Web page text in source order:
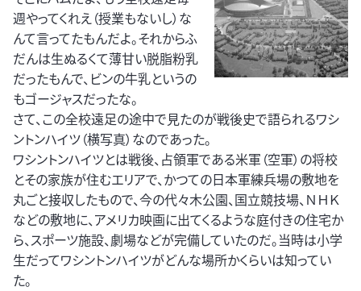
週やってくれえ（授業もないし）な
んて言ってたもんだよ。それからふ
だんは生ぬるくて薄甘い脱脂粉乳
だったもんで、ビンの牛乳というの
もゴージャスだったな。
さて、この全校遠足の途中で見たのが戦後史で語られるワシ
ントンハイツ（横写真）なのであった。
ワシントンハイツとは戦後、占領軍である米軍（空軍）の将校
とその家族が住むエリアで、かつての日本軍練兵場の敷地を
丸ごと接収したもので、今の代々木公園、国立競技場、ＮＨＫ
などの敷地に、アメリカ映画に出てくるような庭付きの住宅か
ら、スポーツ施設、劇場などが完備していたのだ。当時は小学
生だってワシントンハイツがどんな場所かくらいは知ってい
た。